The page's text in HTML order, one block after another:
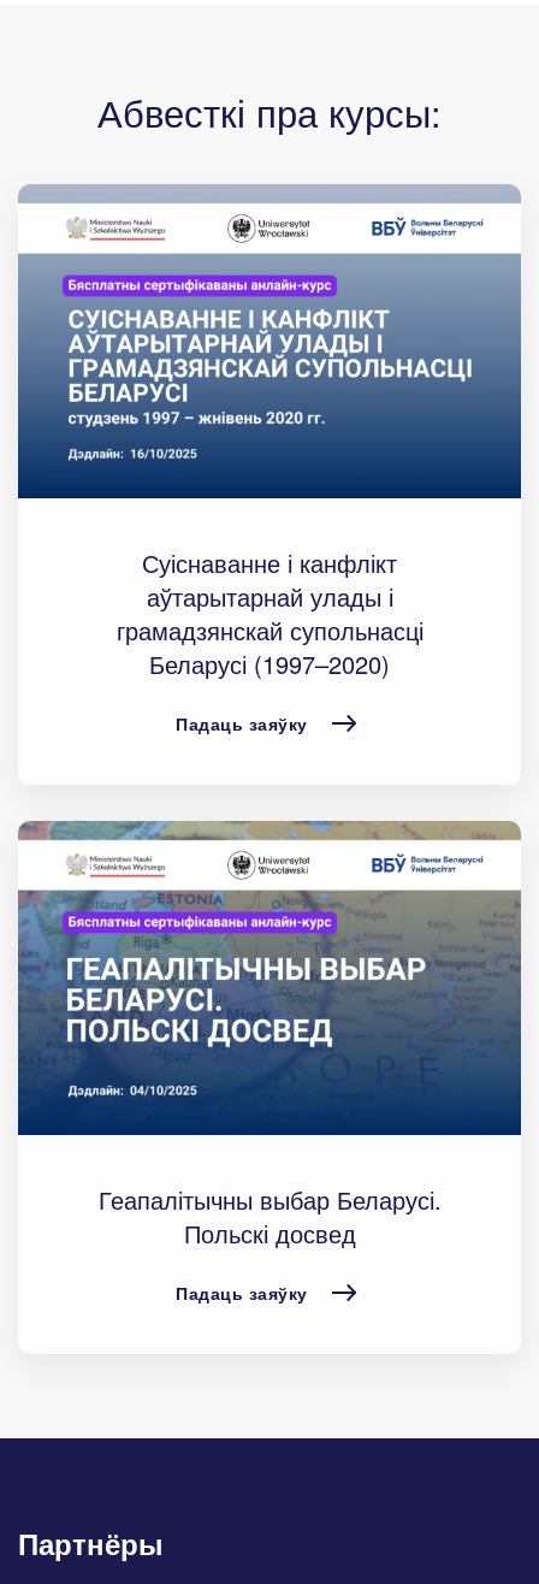
Абвесткі пра курсы:
Суіснаванне і канфлікт
аўтарытарнай улады і
грамадзянскай супольнасці
Беларусі (1997–2020)
Падаць заяўку
Геапалітычны выбар Беларусі.
Польскі досвед
Падаць заяўку
Партнёры